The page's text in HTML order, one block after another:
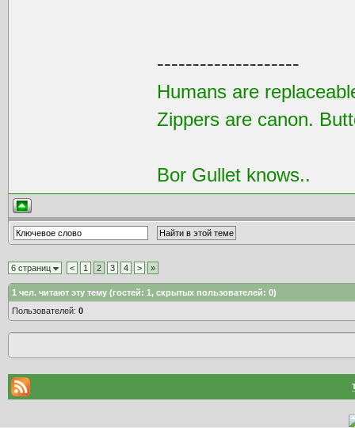
--------------------
Humans are
Zippers are canon.
Bor Gullet knows..
6 страниц < 1 2 3 4 > »
1 чел. читают эту тему (гостей: 1, скрытых пользователей: 0)
Пользователей: 0